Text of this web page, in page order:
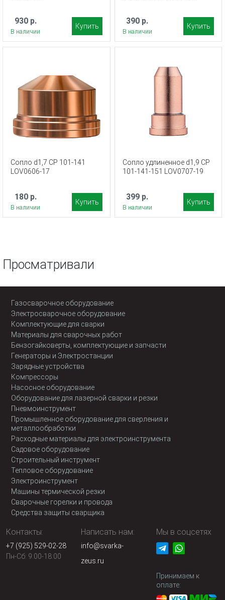
930 р.
В наличии
Купить
390 р.
В наличии
Купить
Сопло d1,7 CP 101-141
LOV0606-17
180 р.
В наличии
Купить
Сопло удлиненное d1,9 CP
101-141-151 LOV0707-19
399 р.
В наличии
Купить
Просматривали
Газосварочное оборудование
Электросварочное оборудование
Комплектующие для сварки
Материалы для сварочных работ
Бензогайковерты, комплектующие и запчасти
Генераторы и Электростанции
Зарядные устройства
Компрессоры
Насосное оборудование
Оборудование для лазерной сварки и резки
Пневмоинструмент
Промышленное оборудование для сверления и
металлообработки
Расходные материалы для электроинструмента
Садовое оборудование
Строительный инструмент
Тепловое оборудование
Электроинструмент
Машины термической резки
Сварочные горелки и провода
Средства защиты сварщика
Контакты:
+7 (925) 529-02-28
Пн-Сб: 9:00-18:00
Написать нам:
info@svarka-
zeus.ru
Мы в соцсетях
Принимаем к
оплате: